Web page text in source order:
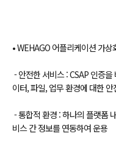
• WEHAGO 어플리케이션 가
- 안전한 서비스 : CSAP 인증
이터, 파일, 업무 환경에 대한 안
- 통합적 환경 : 하나의 플랫폼
비스 간 정보를 연동하여 운용